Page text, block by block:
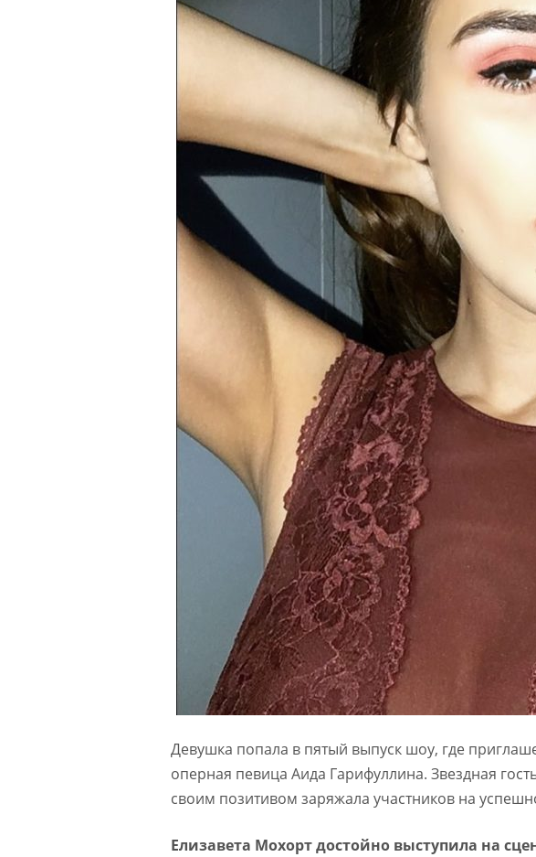
Девушка попала в пятый выпуск шоу, где
оперная певица Аида Гарифуллина. Звездная
своим позитивом заряжала участников на
Елизавета Мохорт достойно выступила на